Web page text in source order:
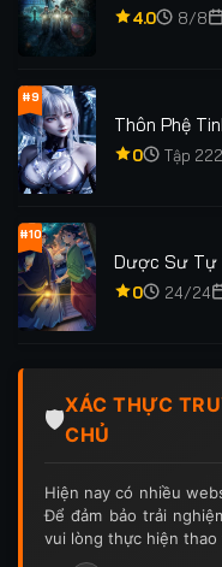
4.0 8/8
#9
Thôn Phệ
0 Tập 222
#10
Dược Sư Tự
0 24/24
🛡️
XÁC THỰC
CHỦ
Hiện nay có nhiều
Để đảm bảo trải
vui lòng thực hiện thao